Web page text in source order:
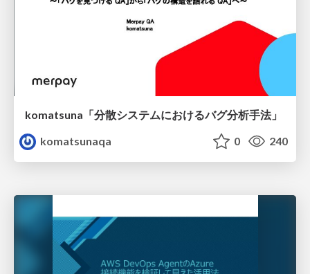
komatsuna「分散システムにおけるバグ分析手法」
komatsunaqa
0 240